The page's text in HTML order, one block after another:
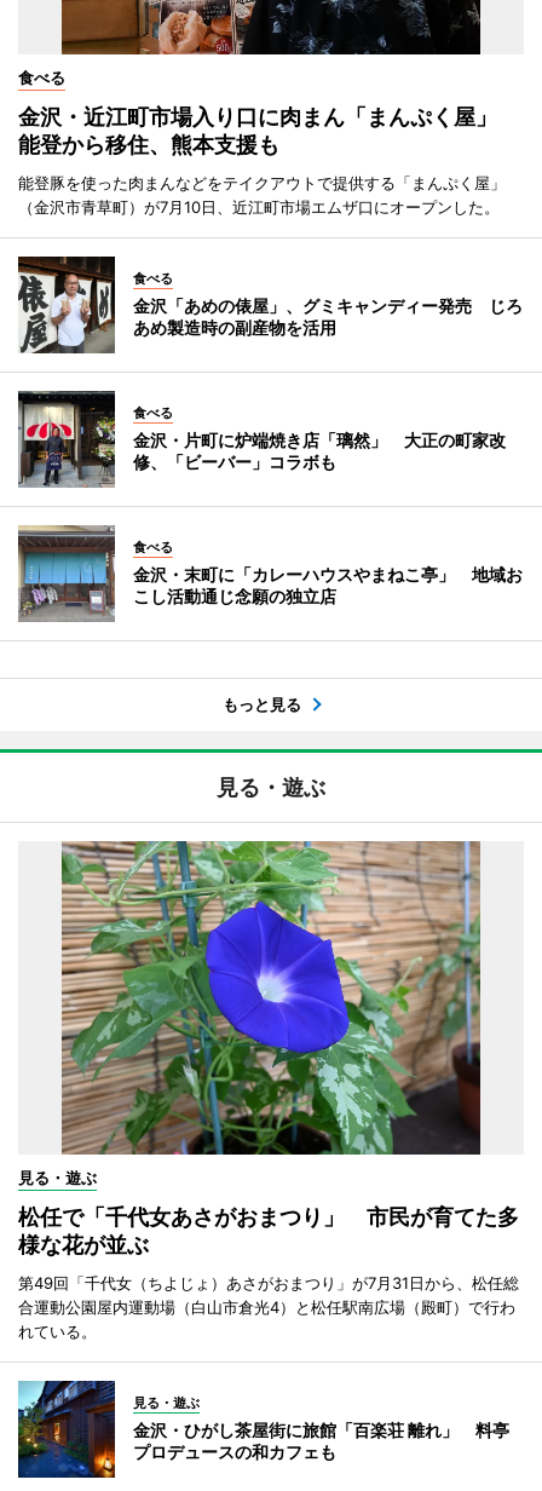
食べる
金沢・近江町市場入り口に肉まん「まんぷく屋」
能登から移住、熊本支援も
能登豚を使った肉まんなどをテイクアウトで提供する「まんぷく屋」
（金沢市青草町）が7月10日、近江町市場エムザ口にオープンした。
食べる
金沢「あめの俵屋」、グミキャンディー発売 じろ
あめ製造時の副産物を活用
食べる
金沢・片町に炉端焼き店「璃然」 大正の町家改
修、「ビーバー」コラボも
食べる
金沢・末町に「カレーハウスやまねこ亭」 地域お
こし活動通じ念願の独立店
もっと見る
見る・遊ぶ
見る・遊ぶ
松任で「千代女あさがおまつり」 市民が育てた多
様な花が並ぶ
第49回「千代女（ちよじょ）あさがおまつり」が7月31日から、松任総
合運動公園屋内運動場（白山市倉光4）と松任駅南広場（殿町）で行わ
れている。
見る・遊ぶ
金沢・ひがし茶屋街に旅館「百楽荘 離れ」 料亭
プロデュースの和カフェも